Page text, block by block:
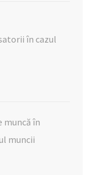
în cazul
muncă în
muncii